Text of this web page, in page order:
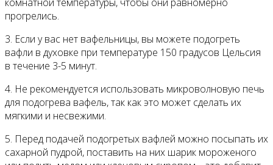
прогрелись.
3. Если у вас нет вафельницы, вы можете подогреть
вафли в духовке при температуре 150 градусов Цельсия
в течение 3-5 минут.
4. Не рекомендуется использовать микроволновую печь
для подогрева вафель, так как это может сделать их
мягкими и несвежими.
5. Перед подачей подогретых вафлей можно посыпать их
сахарной пудрой, поставить на них шарик мороженого